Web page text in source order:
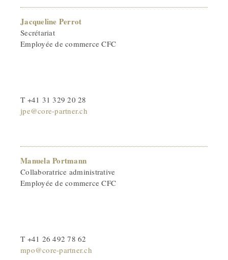
Jacqueline Perrot
Secrétariat
Employée de commerce CFC
T +41 31 329 20 28
jpe@core-partner.ch
Manuela Portmann
Collaboratrice administrative
Employée de commerce CFC
T +41 26 492 78 62
mpo@core-partner.ch